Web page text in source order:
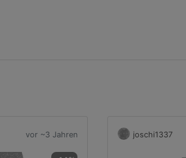
vor ~3 Jahren joschi1337